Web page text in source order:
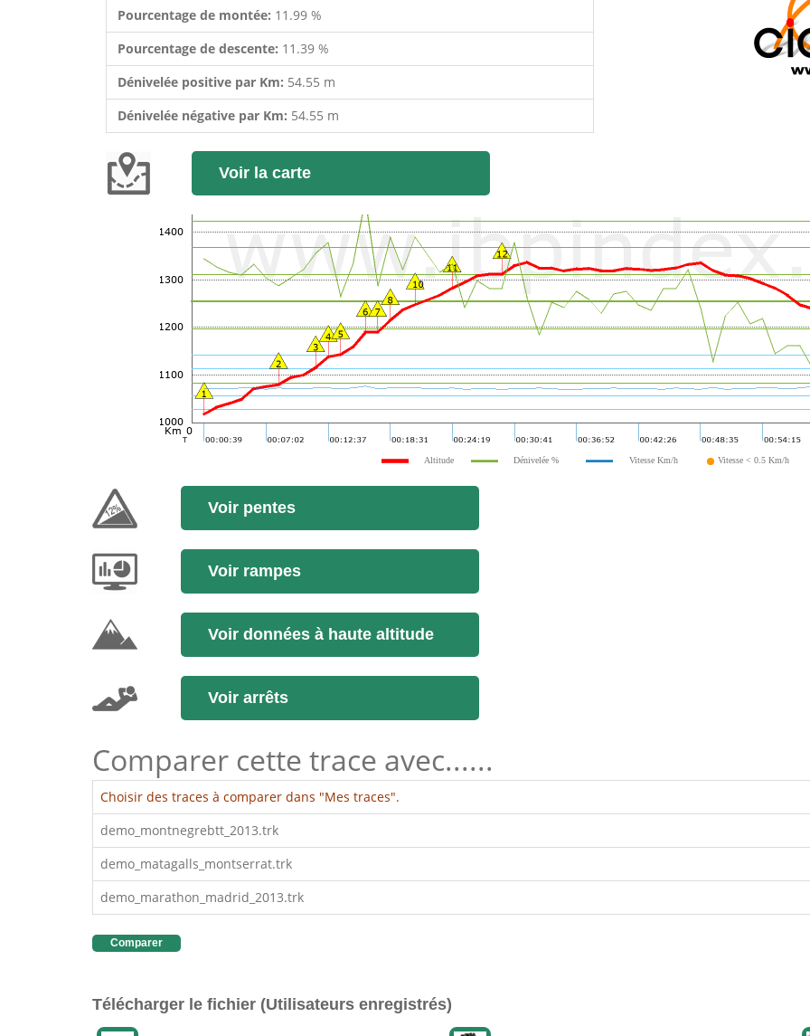
Pourcentage de montée: 11.99 %
Pourcentage de descente: 11.39 %
Dénivelée positive par Km: 54.55 m
Dénivelée négative par Km: 54.55 m
Voir la carte
Altitude Dénivelée % Vitesse Km/h Vitesse < 0.5 Km/h
Voir pentes
Voir rampes
Voir données à haute altitude
Voir arrêts
Comparer cette trace avec......
Choisir des traces à comparer dans "Mes traces".
demo_montnegrebtt_2013.trk
demo_matagalls_montserrat.trk
demo_marathon_madrid_2013.trk
Comparer
Télécharger le fichier (Utilisateurs enregistrés)